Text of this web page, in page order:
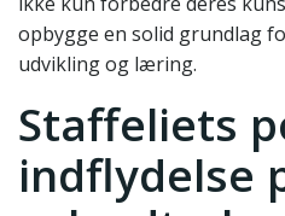
opbygge en solid grundlag
udvikling og læring.
Staffeliets
indflydelse